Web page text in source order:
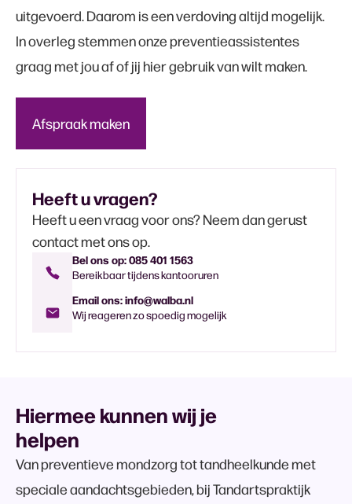
uitgevoerd. Daarom is een verdoving altijd mogelijk.
In overleg stemmen onze preventieassistentes
graag met jou af of jij hier gebruik van wilt maken.
Afspraak maken
Heeft u vragen?
Heeft u een vraag voor ons? Neem dan gerust
contact met ons op.
Bel ons op: 085 401 1563
Bereikbaar tijdens kantooruren
Email ons: info@walba.nl
Wij reageren zo spoedig mogelijk
Hiermee kunnen wij je
helpen
Van preventieve mondzorg tot tandheelkunde met
speciale aandachtsgebieden, bij Tandartspraktijk